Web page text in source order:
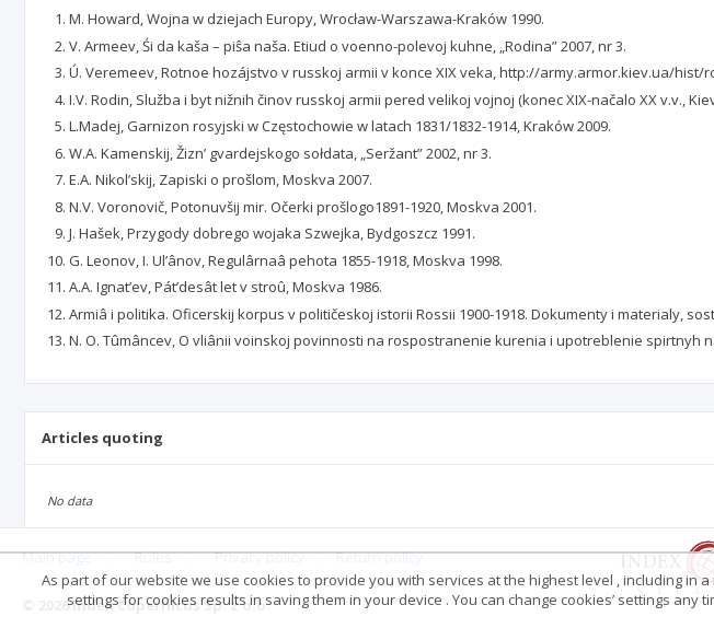
M. Howard, Wojna w dziejach Europy, Wrocław-Warszawa-Kraków 1990.
V. Armeev, Śi da kaša – piŝa naša. Etiud o voenno-polevoj kuhne, „Rodina” 2007, nr 3.
Ú. Veremeev, Rotnoe hozájstvo v russkoj armii v konce XIX veka, http://army.armor.kiev.ua/hist/
I.V. Rodin, Služba i byt nižnih činov russkoj armii pered velikoj vojnoj (konec XIX-načalo XX v.v.,
L.Madej, Garnizon rosyjski w Częstochowie w latach 1831/1832-1914, Kraków 2009.
W.A. Kamenskij, Žizn’ gvardejskogo sołdata, „Seržant” 2002, nr 3.
E.A. Nikol’skij, Zapiski o prošlom, Moskva 2007.
N.V. Voronovič, Potonuvšij mir. Očerki prošlogo1891-1920, Moskva 2001.
J. Hašek, Przygody dobrego wojaka Szwejka, Bydgoszcz 1991.
G. Leonov, I. Ul’ânov, Regulârnaâ pehota 1855-1918, Moskva 1998.
A.A. Ignat’ev, Pát’desât let v stroû, Moskva 1986.
Armiâ i politika. Oficerskij korpus v političeskoj istorii Rossii 1900-1918. Dokumenty i materialy,
N. O. Tûmâncev, O vliânii voinskoj povinnosti na rospostranenie kurenia i upotreblenie spirtnyh
Articles quoting
No data
Main page . Rules . Privacy policy . Return policy
© 2026 Index Copernicus Sp. z o.o.
As part of our website we use cookies to provide you with services at the highest level , including in
settings for cookies results in saving them in your device . You can change cookies’ settings